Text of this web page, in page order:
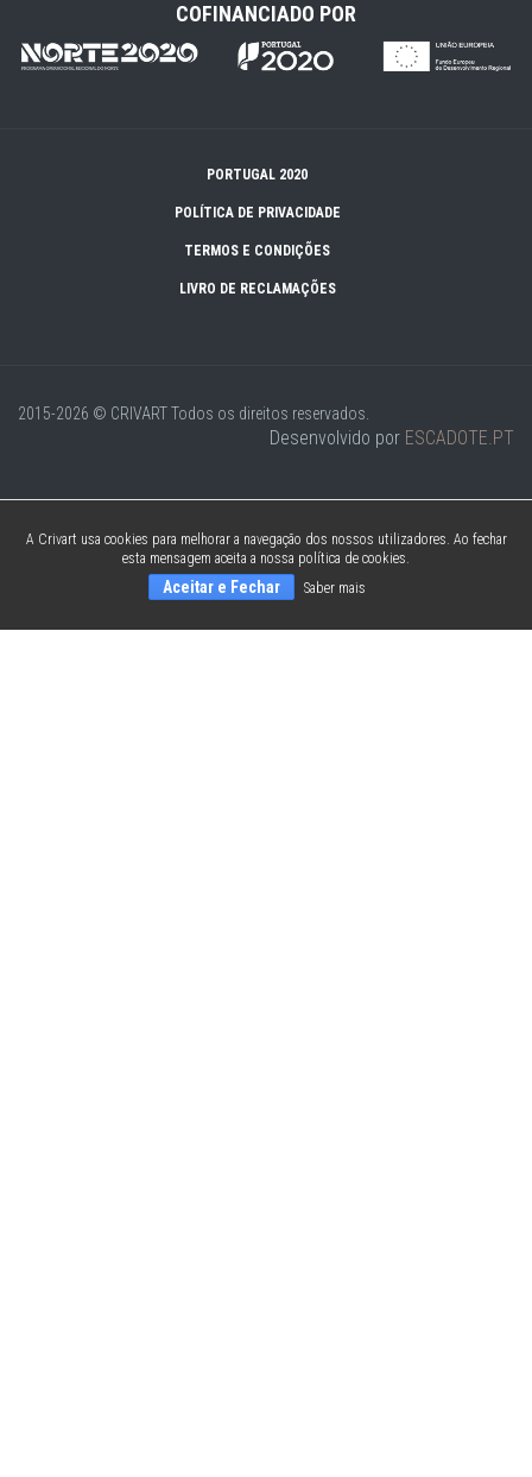
COFINANCIADO POR
PORTUGAL 2020
POLÍTICA DE PRIVACIDADE
TERMOS E CONDIÇÕES
LIVRO DE RECLAMAÇÕES
2015-2026 © CRIVARTTodos os direitos reservados.
Desenvolvido por ESCADOTE.PT
A Crivart usa cookies para melhorar a navegação dos nossos utilizadores. Ao fechar
esta mensagem aceita a nossa política de cookies.
Aceitar e Fechar Saber mais